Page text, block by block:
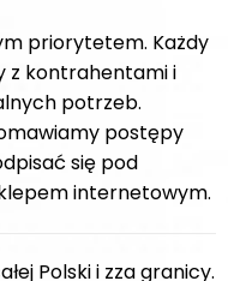
priorytetem. Każdy
z kontrahentami i
potrzeb.
postępy
się pod
internetowym.
Polski i zza granicy.